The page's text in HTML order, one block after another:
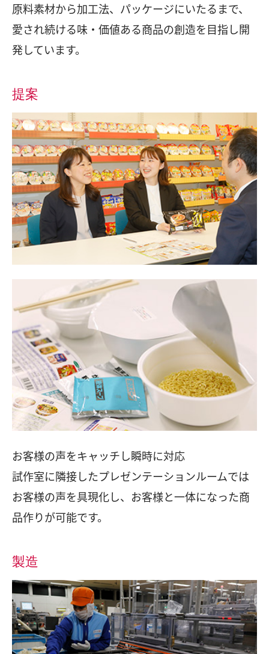
原料素材から加工法、パッケージにいたるまで、
愛され続ける味・価値ある商品の創造を目指し開
発しています。
提案
お客様の声をキャッチし瞬時に対応
試作室に隣接したプレゼンテーションルームでは
お客様の声を具現化し、お客様と一体になった商
品作りが可能です。
製造